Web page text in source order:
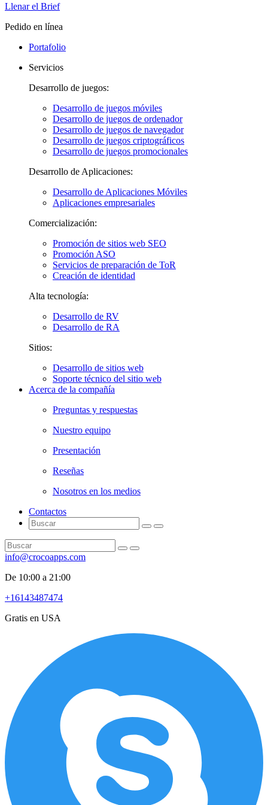
Llenar el Brief
Pedido en línea
Portafolio
Servicios
Desarrollo de juegos:
Desarrollo de juegos móviles
Desarrollo de juegos de ordenador
Desarrollo de juegos de navegador
Desarrollo de juegos criptográficos
Desarrollo de juegos promocionales
Desarrollo de Aplicaciones:
Desarrollo de Aplicaciones Móviles
Aplicaciones empresariales
Comercialización:
Promoción de sitios web SEO
Promoción ASO
Servicios de preparación de ToR
Creación de identidad
Alta tecnología:
Desarrollo de RV
Desarrollo de RA
Sitios:
Desarrollo de sitios web
Soporte técnico del sitio web
Acerca de la compañía
Preguntas y respuestas
Nuestro equipo
Presentación
Reseñas
Nosotros en los medios
Contactos
info@crocoapps.com
De 10:00 a 21:00
+16143487474
Gratis en USA